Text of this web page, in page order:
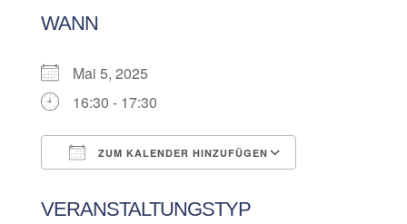
WANN
Mai 5, 2025
16:30 - 17:30
ZUM KALENDER HINZUFÜGEN
VERANSTALTUNGSTYP